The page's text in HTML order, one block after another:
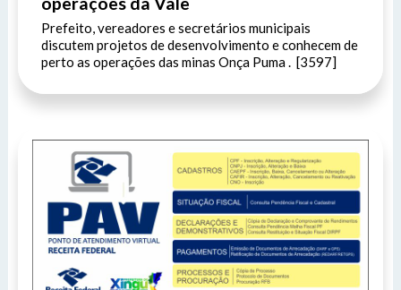
Prefeito, vereadores e secretários municipais
discutem projetos de desenvolvimento e conhecem de
perto as operações das minas Onça Puma . [3597]